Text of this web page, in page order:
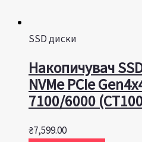
SSD диски
Накопичувач
NVMe PCIe
7100/6000
₴7,599.00